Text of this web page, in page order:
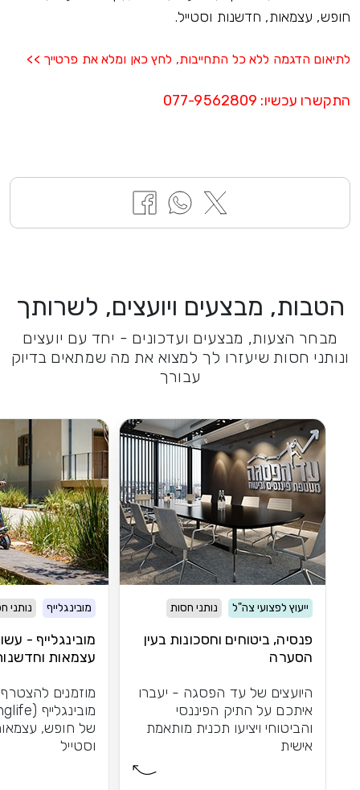
חופש, עצמאות, חדשנות וסטייל.
לתיאום הדגמה ללא כל התחייבות, לחץ כאן ומלא את פרטייך >>
התקשרו עכשיו:
077-9562809
הטבות, מבצעים ויועצים, לשרותך
מבחר הצעות, מבצעים ועדכונים - יחד עם יועצים
ונותני חסות שיעזרו לך למצוא את מה שמתאים בדיוק
עבורך
ייעוץ לפצועי צה"ל נותני חסות
פנסיה, ביטוחים וחסכונות בעין
הסערה
היועצים של עד הפסגה - יעברו
איתכם על התיק הפיננסי
והביטוחי ויציעו תכנית מותאמת
אישית
מובינגלייף נותני
מובינגלייף -
עצמאות
מוזמנים
של חופש,
וסטייל